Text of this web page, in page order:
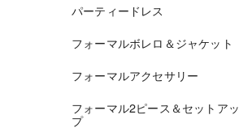
パーティードレス
フォーマルボレロ＆ジャケット
フォーマルアクセサリー
フォーマル2ピース＆セットアッ
プ